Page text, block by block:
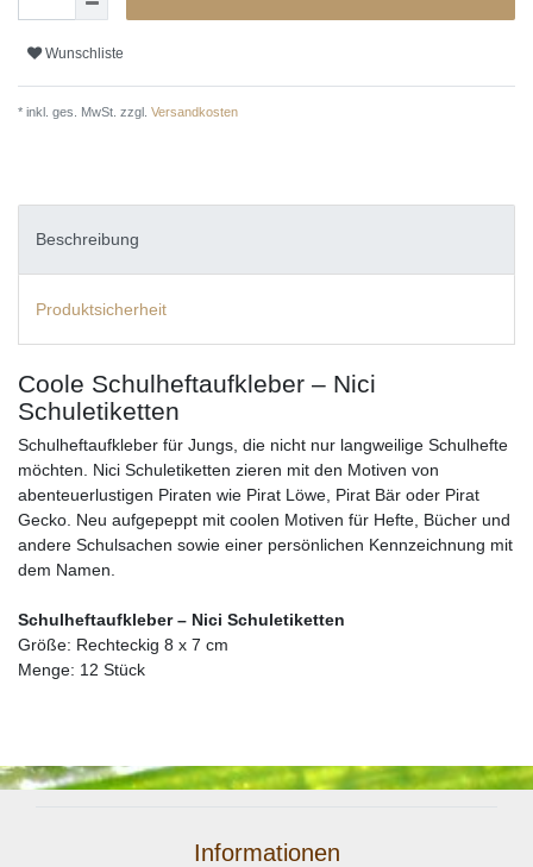
Wunschliste
* inkl. ges. MwSt. zzgl. Versandkosten
Beschreibung
Produktsicherheit
Coole Schulheftaufkleber – Nici
Schuletiketten
Schulheftaufkleber für Jungs, die nicht nur langweilige Schulhefte
möchten. Nici Schuletiketten zieren mit den Motiven von
abenteuerlustigen Piraten wie Pirat Löwe, Pirat Bär oder Pirat
Gecko. Neu aufgepeppt mit coolen Motiven für Hefte, Bücher und
andere Schulsachen sowie einer persönlichen Kennzeichnung mit
dem Namen.
Schulheftaufkleber – Nici Schuletiketten
Größe: Rechteckig 8 x 7 cm
Menge: 12 Stück
Informationen